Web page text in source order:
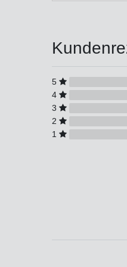
5
4
3
2
1